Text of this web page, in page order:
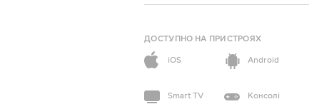
ДОСТУПНО НА ПРИСТРОЯХ
iOS
Android
Smart TV Консолі